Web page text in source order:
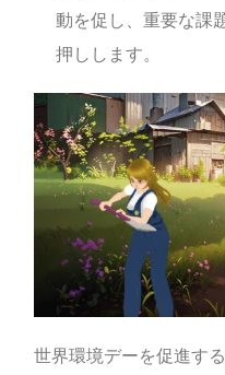
動を促し、重要な課
押しします。
世界環境デーを促進す